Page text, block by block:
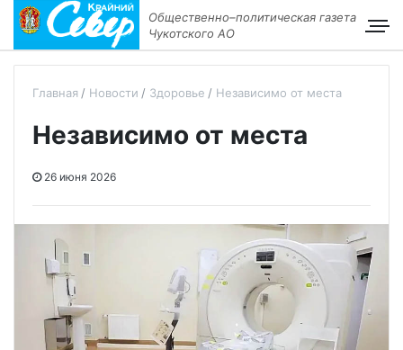
Общественно–политическая газета
Чукотского АО
Главная Новости Здоровье Независимо от места
Независимо от места
26 июня 2026